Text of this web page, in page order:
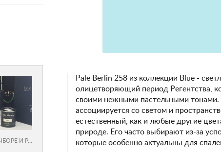
ПОМОЩЬ В ВЫБОРЕ И РАСЧЕТЕ
Pale Berlin 258 из коллекции Blue -
олицетворяющий период Регентства,
своими нежными пастельными тонами.
ассоциируется со светом и
естественный, как и любые другие
природе. Его часто выбирают из-за
которые особенно актуальны для